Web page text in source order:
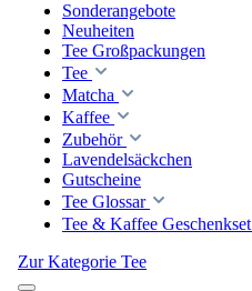
Sonderangebote
Neuheiten
Tee Großpackungen
Tee
Matcha
Kaffee
Zubehör
Lavendelsäckchen
Gutscheine
Tee Glossar
Tee & Kaffee Geschenkset
Zur Kategorie Tee